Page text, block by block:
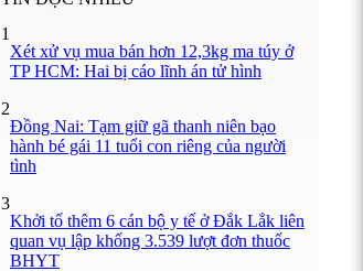
1
Xét xử vụ mua bán hơn 12,3kg ma túy ở
TP HCM: Hai bị cáo lĩnh án tử hình
2
Đồng Nai: Tạm giữ gã thanh niên bạo
hành bé gái 11 tuổi con riêng của người
tình
3
Khởi tố thêm 6 cán bộ y tế ở Đắk Lắk liên
quan vụ lập khống 3.539 lượt đơn thuốc
BHYT